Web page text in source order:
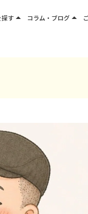
すarrow_drop_up
ア
コラム・ブログarrow_drop_up